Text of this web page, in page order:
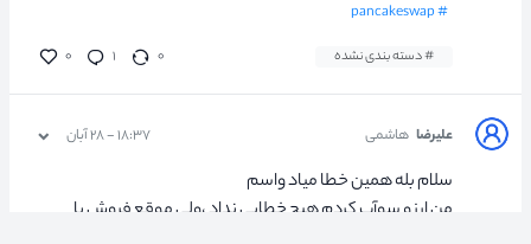
# pancakeswap
# دسته بندی نشده ۰ ۱ ۰
علیرضا هاشمی ۱۸:۳۷ - ۲۸ آبان
سلام بله همین خطا میاد واسم
من ارز و سوآپ کردم هیچ خطایی نداد ،ولی موقع فروش یا